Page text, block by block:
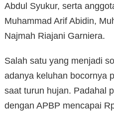
Abdul Syukur, serta
Muhammad Arif Abidin,
Najmah Riajani Garniera.
Salah satu yang menjadi
adanya keluhan bocornya
saat turun hujan. Padahal
dengan APBP mencapai